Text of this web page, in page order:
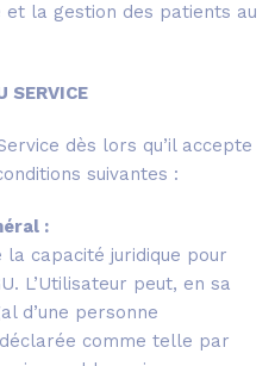
et la gestion des patients au
SERVICE
dès lors qu’il accepte
suivantes :
:
capacité juridique pour
L’Utilisateur peut, en sa
d’une personne
comme telle par